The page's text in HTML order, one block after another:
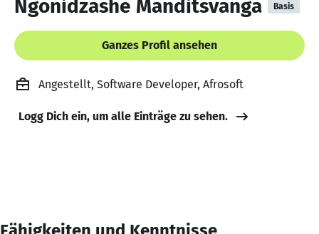
Ngonidzashe Manditsvanga Basis
Ganzes Profil ansehen
Angestellt, Software Developer, Afrosoft
Logg Dich ein, um alle Einträge zu sehen.